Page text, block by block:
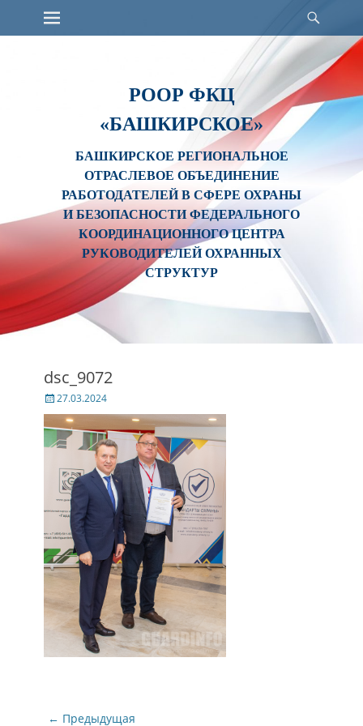
Skip
Primary Menu
РООР ФКЦ
«БАШКИРСКОЕ»
БАШКИРСКОЕ РЕГИОНАЛЬНОЕ
ОТРАСЛЕВОЕ ОБЪЕДИНЕНИЕ
РАБОТОДАТЕЛЕЙ В СФЕРЕ ОХРАНЫ
И БЕЗОПАСНОСТИ ФЕДЕРАЛЬНОГО
КООРДИНАЦИОННОГО ЦЕНТРА
РУКОВОДИТЕЛЕЙ ОХРАННЫХ
СТРУКТУР
dsc_9072
Posted
on
27.03.2024
Навигация
← Предыдущая